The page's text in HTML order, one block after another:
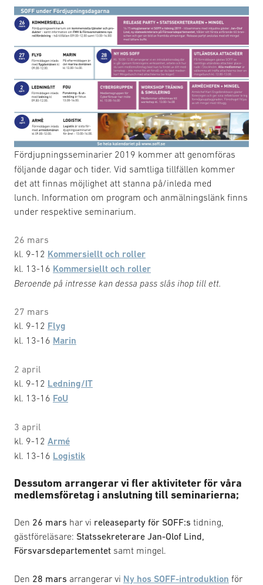
Fördjupningsseminarier 2019 kommer att genomföras
följande dagar och tider. Vid samtliga tillfällen kommer
det att finnas möjlighet att stanna på/inleda med
lunch. Information om program och anmälningslänk finns
under respektive seminarium.
26 mars
kl. 9-12 Kommersiellt och roller
kl. 13-16 Kommersiellt och roller
Beroende på intresse kan dessa pass slås ihop till ett.
27 mars
kl. 9-12 Flyg
kl. 13-16 Marin
2 april
kl. 9-12 Ledning/IT
kl. 13-16 FoU
3 april
kl. 9-12 Armé
kl. 13-16 Logistik
Dessutom arrangerar vi fler aktiviteter för våra
medlemsföretag i anslutning till seminarierna;
Den 26 mars har vi releaseparty för SOFF:s tidning,
gästföreläsare: Statssekreterare Jan-Olof Lind,
Försvarsdepartementet samt mingel.
Den 28 mars arrangerar vi Ny hos SOFF-introduktion för